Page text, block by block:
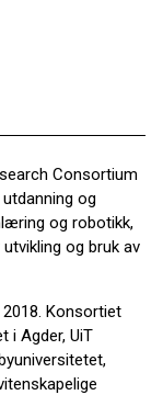
Consortium
og
og robotikk,
og bruk av
Konsortiet
i Agder, UiT